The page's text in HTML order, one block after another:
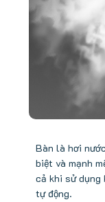
Bàn là hơi
biệt và mạnh
cả khi sử dụng
tự động.